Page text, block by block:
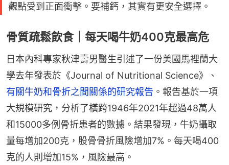
觀點受到正面衝擊。要補鈣，其實有更安全選擇。
骨質疏鬆飲食｜每天喝牛奶400克最高危
日本內科專家秋津壽男醫生引述了一份美國馬裡蘭大
學去年發表於《Journal of Nutritional Science》、
有關牛奶和骨折之間關係的研究報告 。報告基於一項
大規模研究，分析了橫跨1946年2021年超過48萬人
和15000多例骨折患者的數據。結果發現，牛奶攝取
量每增加200克，股骨骨折風險增加7%。每天喝400
克的人則增加15%，風險最高。